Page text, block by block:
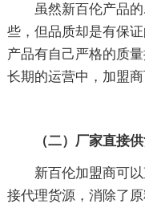
虽然新百伦产品
些，但品质却是有保
产品有自己严格的质
长期的运营中，加盟
（二）厂家直接
新百伦加盟商可
接代理货源，消除了